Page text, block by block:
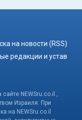
на новости (RSS)
редакции и устав
NEWSru.co.il ,
Израиля. При
на NEWSru.co.il